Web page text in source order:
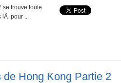
trouve toute
lÃ pour ...
Hong Kong Partie 2